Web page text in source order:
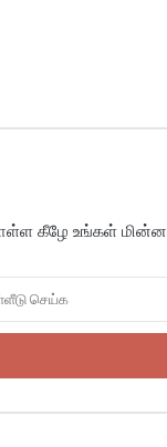
கீழே உங்கள்